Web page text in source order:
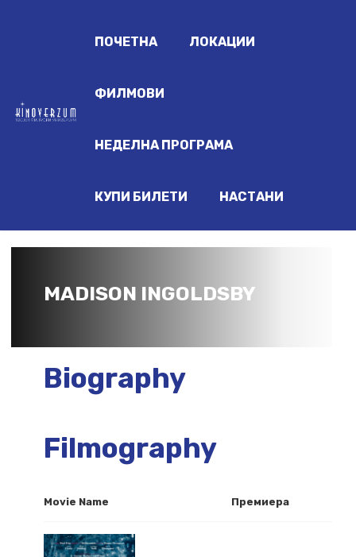
ПОЧЕТНА ЛОКАЦИИ
ФИЛМОВИ
НЕДЕЛНА ПРОГРАМА
КУПИ БИЛЕТИ НАСТАНИ
MADISON INGOLDSBY
Biography
Filmography
Movie Name Премиера